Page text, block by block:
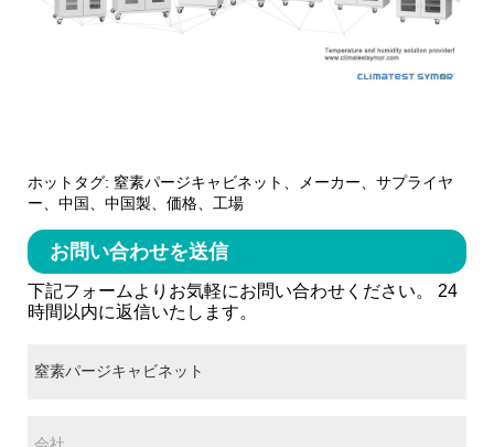
ホットタグ: 窒素パージキャビネット、メーカー、サプライヤ
ー、中国、中国製、価格、工場
お問い合わせを送信
下記フォームよりお気軽にお問い合わせください。 24
時間以内に返信いたします。